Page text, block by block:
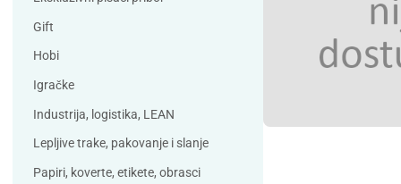
Cleanrange
Debatin
Duracell
ELBA
Eleven
Elix Clean
Falken
Gift
Hobi
Igračke
Industrija, logistika, LEAN
Lepljive trake, pakovanje i slanje
Papiri, koverte, etikete, obrasci